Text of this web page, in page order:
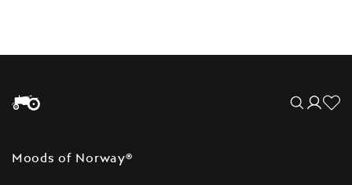
Logg
inn
Translation
Moods of Norway®